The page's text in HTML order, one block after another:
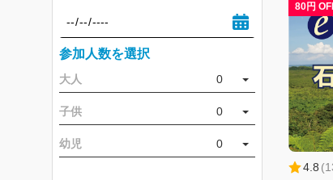
参加人数を選択
大人 0
子供 0
幼児 0
80円
4.8 (